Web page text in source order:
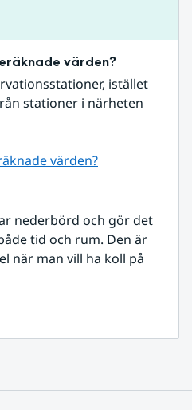
värden?
istället
stationer i närheten
värden?
nederbörd och gör det
tid och rum. Den är
när man vill ha koll på